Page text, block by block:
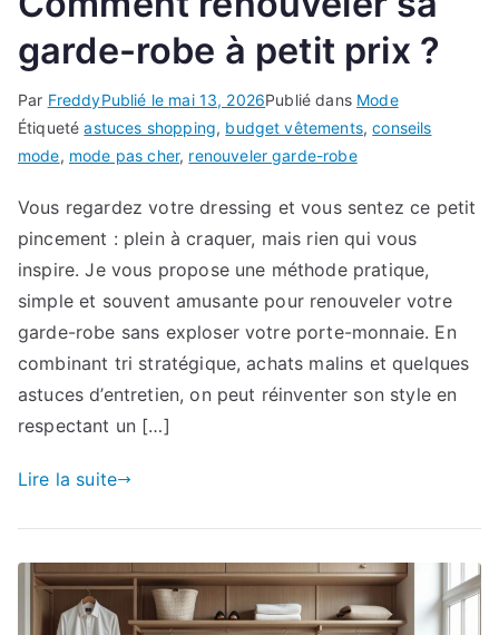
garde-robe à petit prix ?
Par FreddyPublié le mai 13, 2026Publié dans Mode
Étiquetéastuces shopping, budget vêtements,conseils
mode, mode pas cher, renouveler garde-robe
Vous regardez votre dressing et vous sentez ce petit
pincement : plein à craquer, mais rien qui vous
inspire. Je vous propose une méthode pratique,
simple et souvent amusante pour renouveler votre
garde-robe sans exploser votre porte-monnaie. En
combinant tri stratégique, achats malins et quelques
astuces d’entretien, on peut réinventer son style en
respectant un […]
Lire la suite